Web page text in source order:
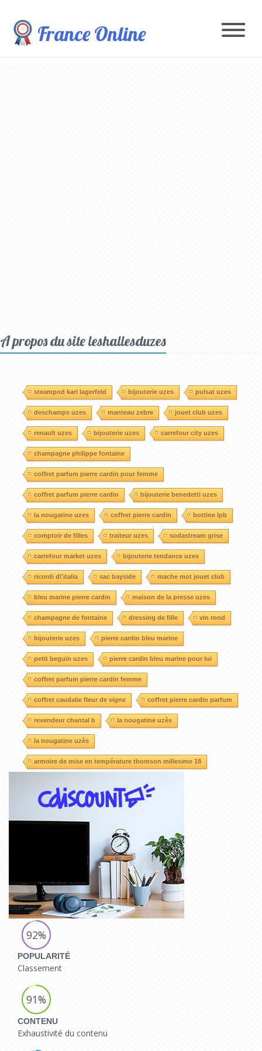
France Online
A propos du site leshallesduzes
steampod karl lagerfeld bijouterie uzes pulsat uzes
deschamps uzes manteau zebre jouet club uzes
renault uzes bijouterie uzes carrefour city uzes
champagne philippe fontaine
coffret parfum pierre cardin pour femme
coffret parfum pierre cardin bijouterie benedetti uzes
la nougatine uzes coffret pierre cardin bottine lpb
comptoir de filles traiteur uzes sodastream grise
carrefour market uzes bijouterie tendance uzes
ricordi d\'italia sac bayside mache mot jouet club
bleu marine pierre cardin maison de la presse uzes
champagne de fontaine dressing de fille vin rond
bijouterie uzes pierre cardin bleu marine
petit beguin uzes pierre cardin bleu marine pour lui
coffret parfum pierre cardin femme
coffret caudalie fleur de vigne coffret pierre cardin parfum
revendeur chantal b la nougatine uzès
la nougatine uzès
armoire de mise en température thomson millesime 18
92%
POPULARITÉ
Classement
91%
CONTENU
Exhaustivité du contenu